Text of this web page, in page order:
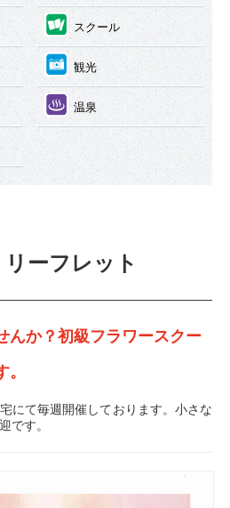
⑥ スクール
⑧ 観光
⑩ 温泉
ーフレット
んか？初級フラワースクー
にて毎週開催しております。小さな
です。